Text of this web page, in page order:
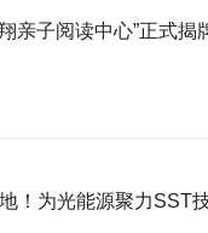
亲子阅读中心”正式揭
！为光能源聚力SST